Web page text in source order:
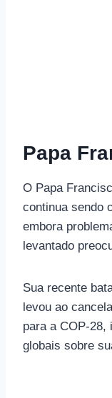
Papa
O Papa
continua sendo
embora
levantado
Sua recente
levou ao
para a COP-28,
globais sobre